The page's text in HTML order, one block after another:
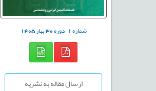
شماره1 دوره30بهار1405
ارسال مقاله به نشریه